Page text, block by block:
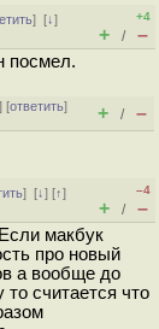
][↓]
+4
+ / –
посмел.
] [ответить]
+ / –
][↓] [↑]
–4
+ / –
макбук
про новый
а вообще до
считается что